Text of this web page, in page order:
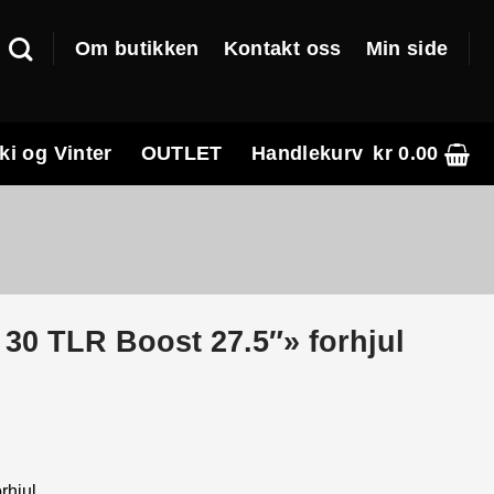
Om butikken Kontakt oss Min side
og Vinter OUTLET Handlekurv kr0.00
TLR Boost 27.5″» forhjul